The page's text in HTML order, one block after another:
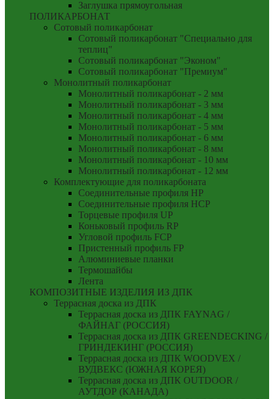
Заглушка прямоугольная
ПОЛИКАРБОНАТ
Сотовый поликарбонат
Сотовый поликарбонат "Специально для
теплиц"
Сотовый поликарбонат "Эконом"
Сотовый поликарбонат "Премиум"
Монолитный поликарбонат
Монолитный поликарбонат - 2 мм
Монолитный поликарбонат - 3 мм
Монолитный поликарбонат - 4 мм
Монолитный поликарбонат - 5 мм
Монолитный поликарбонат - 6 мм
Монолитный поликарбонат - 8 мм
Монолитный поликарбонат - 10 мм
Монолитный поликарбонат - 12 мм
Комплектующие для поликарбоната
Соединительные профиля HP
Соединительные профиля HCP
Торцевые профиля UP
Коньковый профиль RP
Угловой профиль FCP
Пристенный профиль FP
Алюминиевые планки
Термошайбы
Лента
КОМПОЗИТНЫЕ ИЗДЕЛИЯ ИЗ ДПК
Террасная доска из ДПК
Террасная доска из ДПК FAYNAG /
ФАЙНАГ (РОССИЯ)
Террасная доска из ДПК GREENDECKING /
ГРИНДЕКИНГ (РОССИЯ)
Террасная доска из ДПК WOODVEX /
ВУДВЕКС (ЮЖНАЯ КОРЕЯ)
Террасная доска из ДПК OUTDOOR /
АУТДОР (КАНАДА)